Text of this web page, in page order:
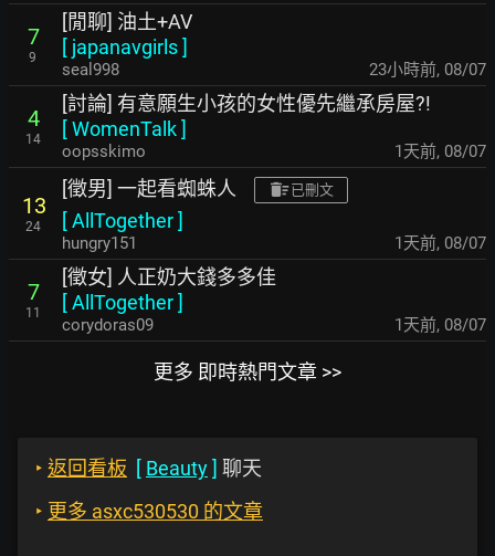
7
9
[閒聊] 油土+AV
[ japanavgirls]
seal998 23小時前, 08/07
4
14
[討論] 有意願生小孩的女性優先繼承房屋?!
[WomenTalk]
oopsskimo 1天前, 08/07
13
24
[徵男] 一起看蜘蛛人 已刪文
[AllTogether]
hungry151 1天前, 08/07
7
11
[徵女] 人正奶大錢多多佳
[AllTogether]
corydoras09 1天前, 08/07
更多 即時熱門文章 >>
‣ 返回看板 [ Beauty] 聊天
‣ 更多 asxc530530 的文章